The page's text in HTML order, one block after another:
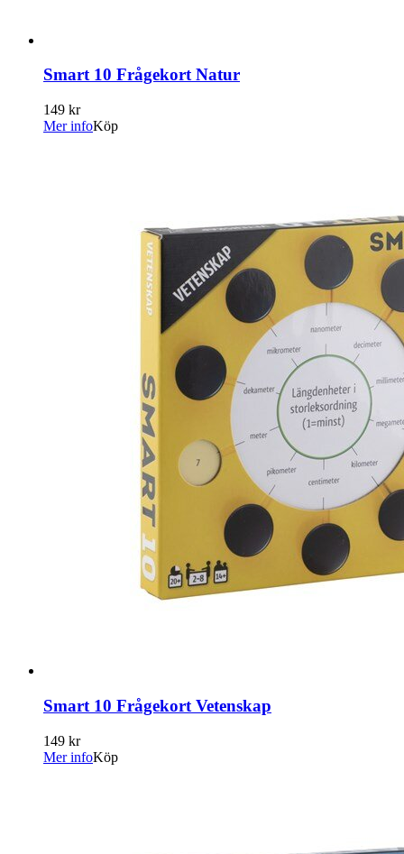
Smart 10 Frågekort Natur
149 kr
Mer infoKöp
Smart 10 Frågekort Vetenskap
149 kr
Mer infoKöp